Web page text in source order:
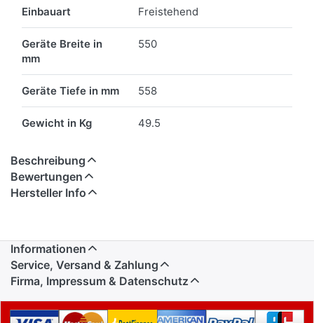
Einbauart Freistehend
Geräte Breite in
mm
550
Geräte Tiefe in mm 558
Gewicht in Kg 49.5
Beschreibung
Bewertungen
Hersteller Info
Informationen
Service, Versand & Zahlung
Firma, Impressum & Datenschutz